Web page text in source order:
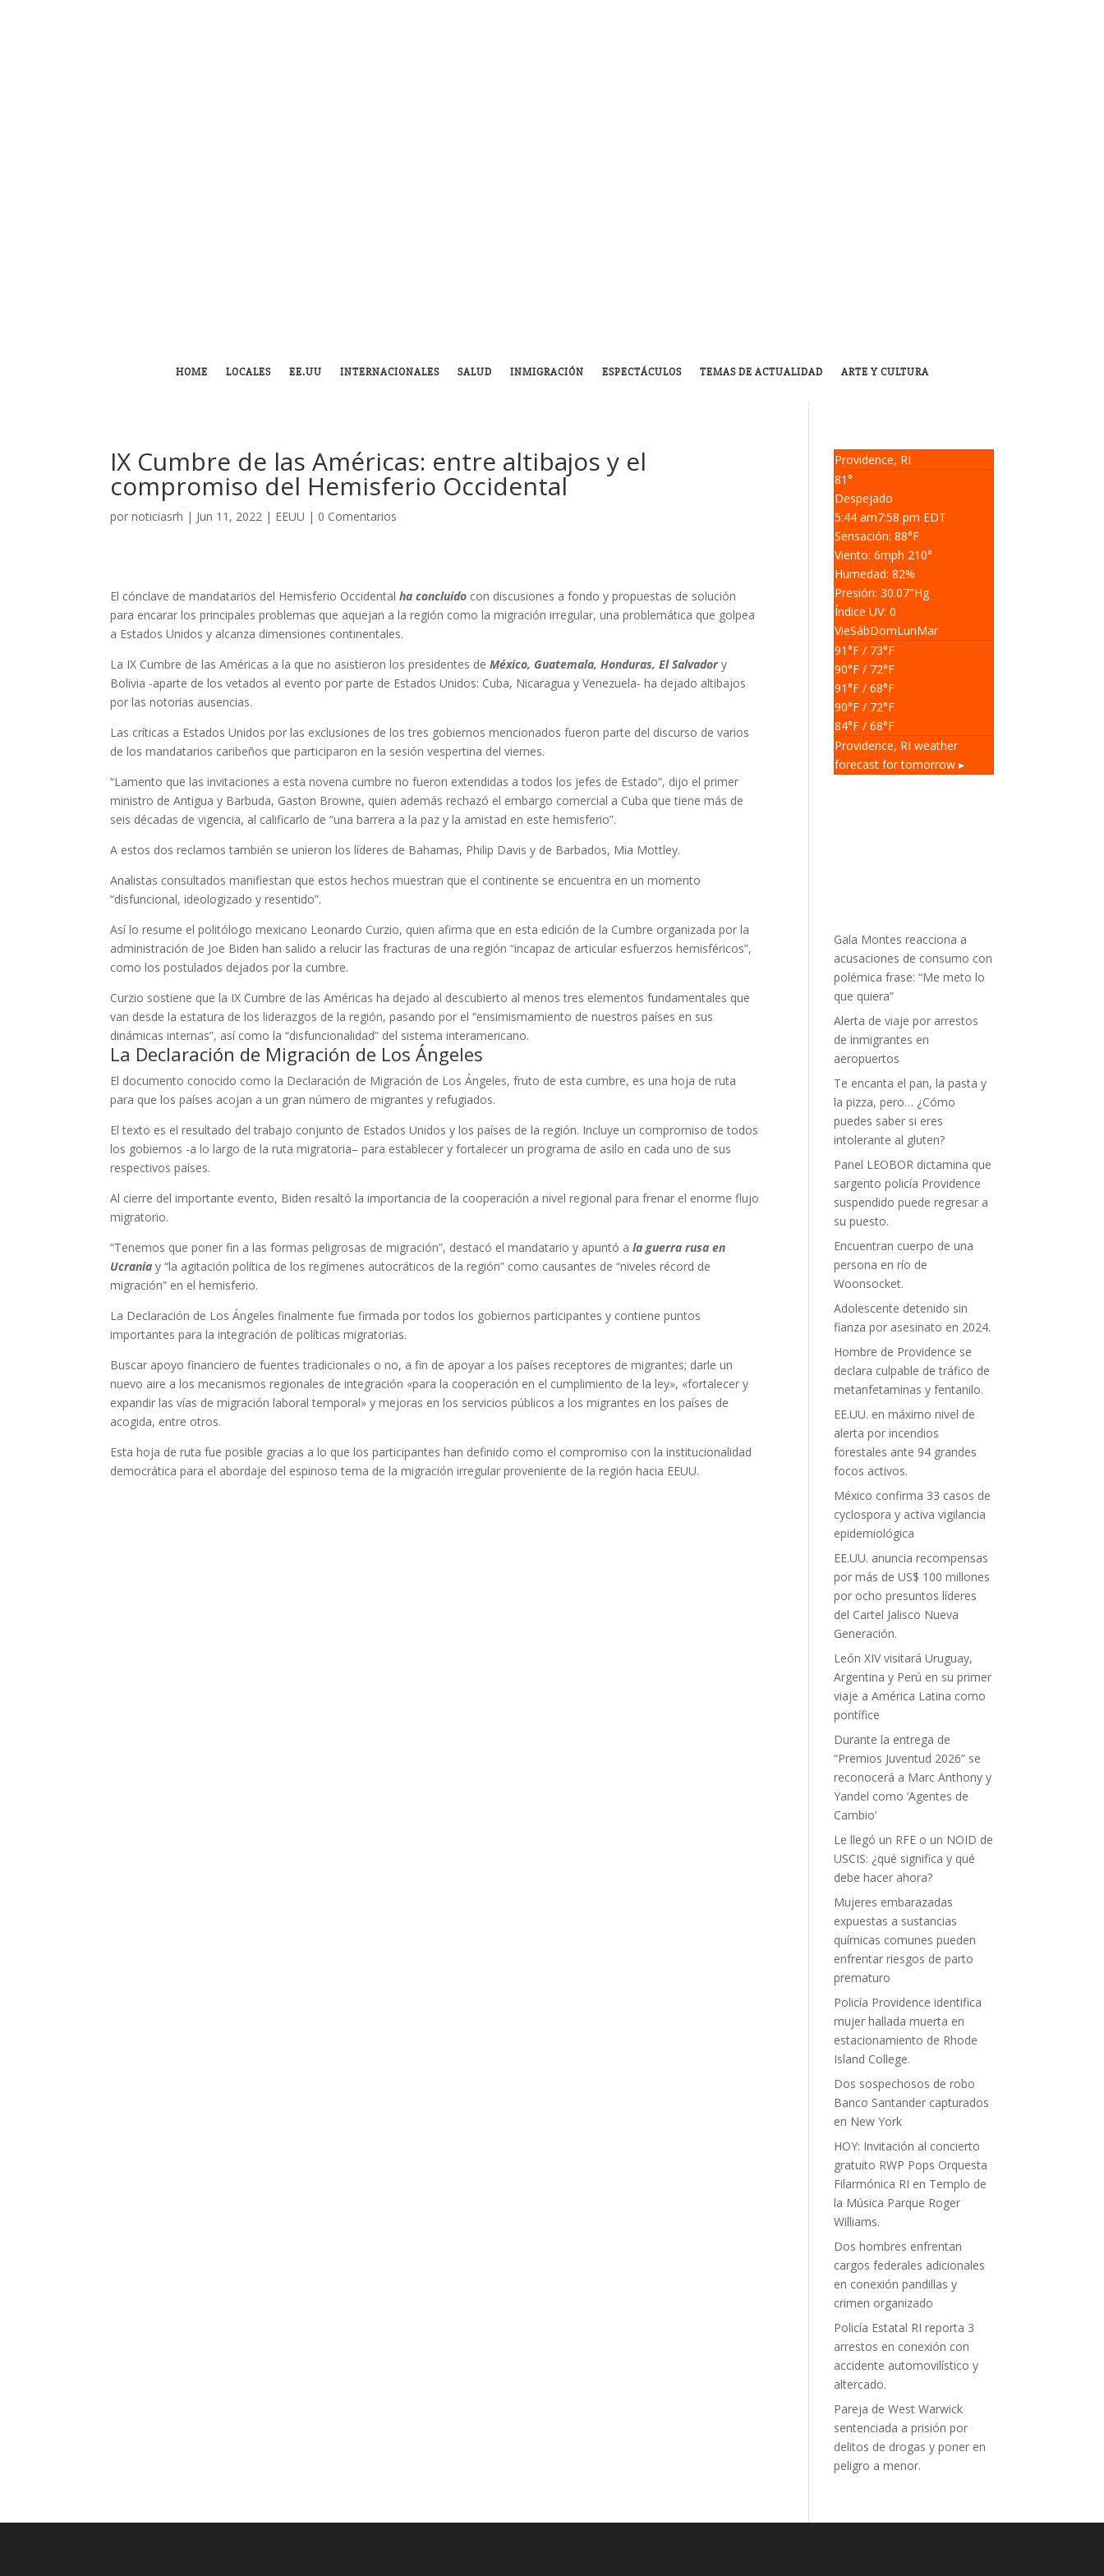
HOME LOCALES EE.UU INTERNACIONALES SALUD INMIGRACIÓN ESPECTÁCULOS TEMAS DE ACTUALIDAD ARTE Y CULTURA
IX Cumbre de las Américas: entre altibajos y el
compromiso del Hemisferio Occidental
pornoticiasrh | Jun 11, 2022 | EEUU | 0 Comentarios
El cónclave de mandatarios del Hemisferio Occidental ha concluido con discusiones a fondo y propuestas de solución
para encarar los principales problemas que aquejan a la región como la migración irregular, una problemática que golpea
a Estados Unidos y alcanza dimensiones continentales.
La IX Cumbre de las Américas a la que no asistieron los presidentes deMéxico, Guatemala, Honduras, El Salvadory
Bolivia -aparte de los vetados al evento por parte de Estados Unidos: Cuba, Nicaragua y Venezuela- ha dejado altibajos
por las notorias ausencias.
Las críticas a Estados Unidos por las exclusiones de los tres gobiernos mencionados fueron parte del discurso de varios
de los mandatarios caribeños que participaron en la sesión vespertina del viernes.
“Lamento que las invitaciones a esta novena cumbre no fueron extendidas a todos los jefes de Estado”, dijo el primer
ministro de Antigua y Barbuda, Gaston Browne, quien además rechazó el embargo comercial a Cuba que tiene más de
seis décadas de vigencia, al calificarlo de “una barrera a la paz y la amistad en este hemisferio”.
A estos dos reclamos también se unieron los líderes de Bahamas, Philip Davis y de Barbados, Mia Mottley.
Analistas consultados manifiestan que estos hechos muestran que el continente se encuentra en un momento
“disfuncional, ideologizado y resentido”.
Así lo resume el politólogo mexicano Leonardo Curzio, quien afirma que en esta edición de la Cumbre organizada por la
administración de Joe Biden han salido a relucir las fracturas de una región “incapaz de articular esfuerzos hemisféricos”,
como los postulados dejados por la cumbre.
Curzio sostiene que la IX Cumbre de las Américas ha dejado al descubierto al menos tres elementos fundamentales que
van desde la estatura de los liderazgos de la región, pasando por el “ensimismamiento de nuestros países en sus
dinámicas internas”, así como la “disfuncionalidad” del sistema interamericano.
La Declaración de Migración de Los Ángeles
El documento conocido como la Declaración de Migración de Los Ángeles, fruto de esta cumbre, es una hoja de ruta
para que los países acojan a un gran número de migrantes y refugiados.
El texto es el resultado del trabajo conjunto de Estados Unidos y los países de la región. Incluye un compromiso de todos
los gobiernos -a lo largo de la ruta migratoria– para establecer y fortalecer un programa de asilo en cada uno de sus
respectivos países.
Al cierre del importante evento, Biden resaltó la importancia de la cooperación a nivel regional para frenar el enorme flujo
migratorio.
“Tenemos que poner fin a las formas peligrosas de migración”, destacó el mandatario y apuntó ala guerra rusa en
Ucrania y “la agitación política de los regímenes autocráticos de la región” como causantes de “niveles récord de
migración” en el hemisferio.
La Declaración de Los Ángeles finalmente fue firmada por todos los gobiernos participantes y contiene puntos
importantes para la integración de políticas migratorias.
Buscar apoyo financiero de fuentes tradicionales o no, a fin de apoyar a los países receptores de migrantes; darle un
nuevo aire a los mecanismos regionales de integración «para la cooperación en el cumplimiento de la ley», «fortalecer y
expandir las vías de migración laboral temporal» y mejoras en los servicios públicos a los migrantes en los países de
acogida, entre otros.
Esta hoja de ruta fue posible gracias a lo que los participantes han definido como el compromiso con la institucionalidad
democrática para el abordaje del espinoso tema de la migración irregular proveniente de la región hacia EEUU.
Providence, RI
81°
Despejado
5:44 am7:58 pm EDT
Sensación: 88°F
Viento: 6mph 210°
Humedad: 82%
Presión: 30.07"Hg
Índice UV: 0
VieSábDomLunMar
91°F / 73°F
90°F / 72°F
91°F / 68°F
90°F / 72°F
84°F / 68°F
Providence, RI weather
forecast for tomorrow ▸
Gala Montes reacciona a
acusaciones de consumo con
polémica frase: “Me meto lo
que quiera”
Alerta de viaje por arrestos
de inmigrantes en
aeropuertos
Te encanta el pan, la pasta y
la pizza, pero… ¿Cómo
puedes saber si eres
intolerante al gluten?
Panel LEOBOR dictamina que
sargento policía Providence
suspendido puede regresar a
su puesto.
Encuentran cuerpo de una
persona en río de
Woonsocket.
Adolescente detenido sin
fianza por asesinato en 2024.
Hombre de Providence se
declara culpable de tráfico de
metanfetaminas y fentanilo.
EE.UU. en máximo nivel de
alerta por incendios
forestales ante 94 grandes
focos activos.
México confirma 33 casos de
cyclospora y activa vigilancia
epidemiológica
EE.UU. anuncia recompensas
por más de US$ 100 millones
por ocho presuntos líderes
del Cartel Jalisco Nueva
Generación.
León XIV visitará Uruguay,
Argentina y Perú en su primer
viaje a América Latina como
pontífice
Durante la entrega de
“Premios Juventud 2026” se
reconocerá a Marc Anthony y
Yandel como ‘Agentes de
Cambio’
Le llegó un RFE o un NOID de
USCIS: ¿qué significa y qué
debe hacer ahora?
Mujeres embarazadas
expuestas a sustancias
químicas comunes pueden
enfrentar riesgos de parto
prematuro
Policía Providence identifica
mujer hallada muerta en
estacionamiento de Rhode
Island College.
Dos sospechosos de robo
Banco Santander capturados
en New York
HOY: Invitación al concierto
gratuito RWP Pops Orquesta
Filarmónica RI en Templo de
la Música Parque Roger
Williams.
Dos hombres enfrentan
cargos federales adicionales
en conexión pandillas y
crimen organizado
Policía Estatal RI reporta 3
arrestos en conexión con
accidente automovilístico y
altercado.
Pareja de West Warwick
sentenciada a prisión por
delitos de drogas y poner en
peligro a menor.